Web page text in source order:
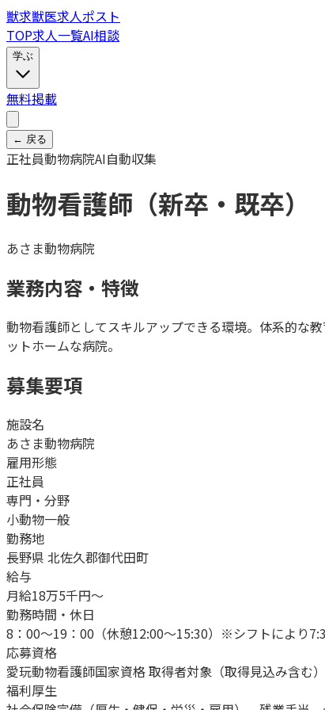
獣求獣医求人ポスト
TOP求人一覧AI相談
学ぶ
無料掲載
← 戻る
正社員動物病院AI自動収集
動物看護師（新卒・既卒）
あさま動物病院
業務内容・特徴
動物看護師としてスキルアップできる環境。体系的な
ットホームな病院。
募集要項
施設名
あさま動物病院
雇用形態
正社員
専門・分野
小動物一般
勤務地
長野県 北佐久郡御代田町
給与
月給18万5千円〜
勤務時間・休日
8：00～19：00（休憩12:00～15:30）※シフトにより
応募資格
愛玩動物看護師国家資格 取得者対象（取得見込み含む）
福利厚生